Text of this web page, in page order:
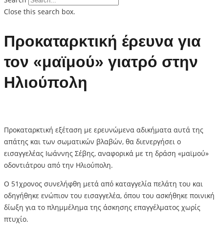
Close this search box.
Προκαταρκτική έρευνα για
τον «μαϊμού» γιατρό στην
Ηλιούπολη
Προκαταρκτική εξέταση με ερευνώμενα αδικήματα αυτά της
απάτης και των σωματικών βλαβών, θα διενεργήσει ο
εισαγγελέας Ιωάννης Σέβης, αναφορικά με τη δράση «μαϊμού»
οδοντιάτρου από την Ηλιούπολη.
Ο 51χρονος συνελήφθη μετά από καταγγελία πελάτη του και
οδηγήθηκε ενώπιον του εισαγγελέα, όπου του ασκήθηκε ποινική
δίωξη για το πλημμέλημα της άσκησης επαγγέλματος χωρίς
πτυχίο.